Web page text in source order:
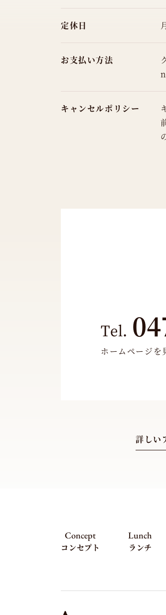
定休日
お支払い方法
キャンセルポリシー
Tel.
ホームページを
詳しい
Concept
コンセプト
Lunch
ランチ